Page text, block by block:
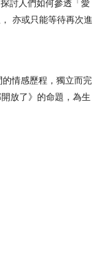
討人們如何參透「愛
亦或只能等待再次進
的情感歷程，獨立而完
放了》的命題，為生